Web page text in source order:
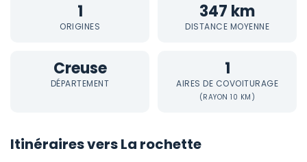
1
ORIGINES
347 km
DISTANCE MOYENNE
Creuse
DÉPARTEMENT
1
AIRES DE COVOITURAGE
(RAYON 10 KM)
Itinéraires vers La rochette